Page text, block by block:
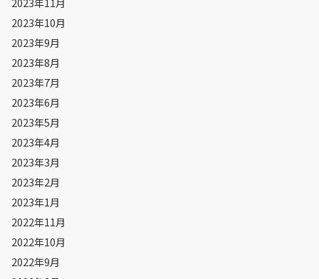
2023年10月
2023年9月
2023年8月
2023年7月
2023年6月
2023年5月
2023年4月
2023年3月
2023年2月
2023年1月
2022年11月
2022年10月
2022年9月